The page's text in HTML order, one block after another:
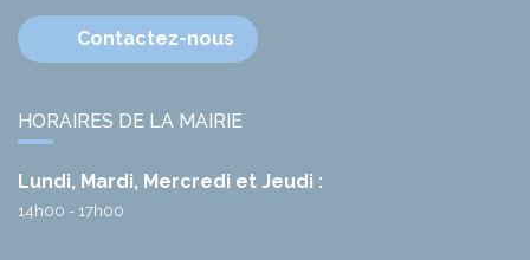
Contactez-nous
HORAIRES DE LA MAIRIE
Lundi, Mardi, Mercredi et Jeudi :
14h00 - 17h00